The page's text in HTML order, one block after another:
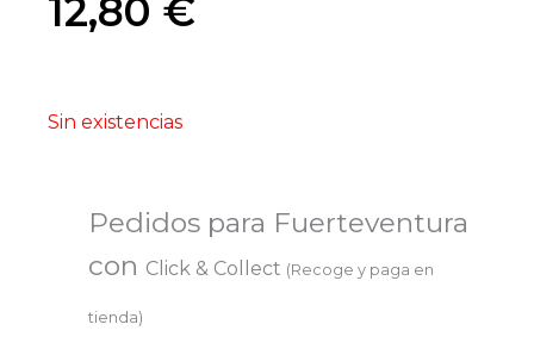
12,80 €
Sin existencias
Pedidos para Fuerteventura
con Click & Collect (Recoge y paga en
tienda)